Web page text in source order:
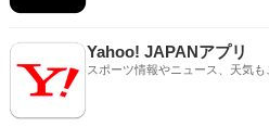
Yahoo! JAPANアプリ
スポーツ情報やニュース、天気